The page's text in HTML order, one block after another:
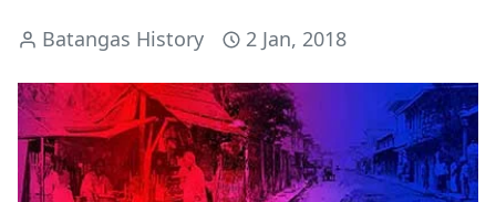
Batangas History 2 Jan, 2018